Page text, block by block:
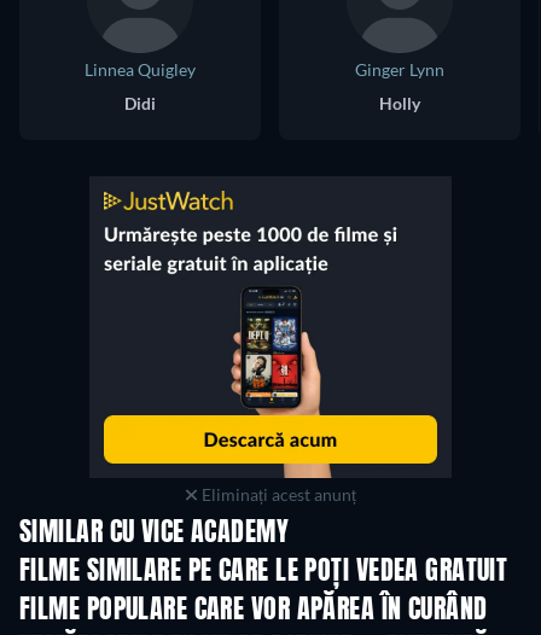
Linnea Quigley
Didi
Ginger Lynn
Holly
Eliminați acest anunț
SIMILAR CU VICE ACADEMY
FILME SIMILARE PE CARE LE POȚI VEDEA GRATUIT
FILME POPULARE CARE VOR APĂREA ÎN CURÂND